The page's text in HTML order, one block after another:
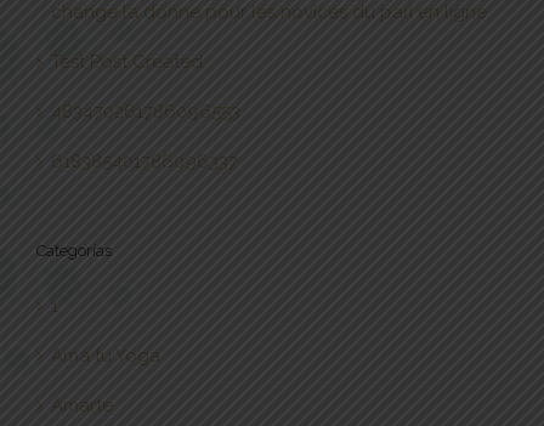
change la donne pour les novices du pari en ligne
Test Post Created
483470261786096553
618385401786096337
Categorías
1
Ama tu Yoga
Amarte